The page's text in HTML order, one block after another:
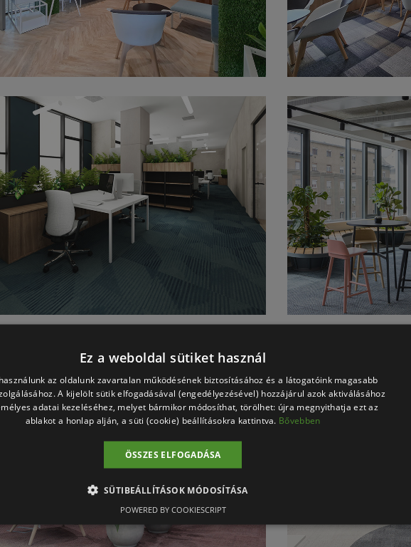
Ez a weboldal sütiket használ
az oldalunk zavartalan működésének biztosításához és a látogatóink magasabb
A kijelölt sütik elfogadásával (engedélyezésével) hozzájárul azok aktiválásához
adatai kezeléséhez, melyet bármikor módosíthat, törölhet: újra megnyithatja ezt az
ablakot a honlap alján, a süti (cookie) beállításokra kattintva. Bővebben
ÖSSZES ELFOGADÁSA
SÜTIBEÁLLÍTÁSOK MÓDOSÍTÁSA
POWERED BY COOKIESCRIPT